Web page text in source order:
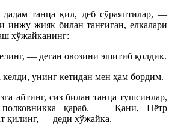
танца қил, деб сўраяптилар, —
жияк билан танғиган, елкалари
хўжайканинг:
— деган овозини эшитиб қолдик.
унинг кетидан мен ҳам бордим.
айтинг, сиз билан танца тушсинлар,
қараб. — Қани, Пётр
қилинг, — деди хўжайка.